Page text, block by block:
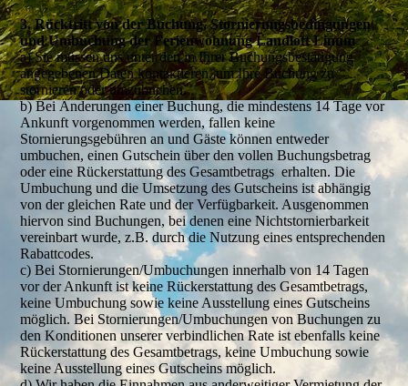
3. Rücktritt von der Buchung, Stornierungsbedingungen
und Umbuchung der Ferienwohnung Landloft Linum
a) Sie müssen uns unter den in Ihrer Buchungsbestätigung
angegebenen Daten kontaktieren, um Ihre Buchung zu
stornieren oder umzubuchen.
b) Bei Änderungen einer Buchung, die mindestens 14 Tage vor
Ankunft vorgenommen werden, fallen keine
Stornierungsgebühren an und Gäste können entweder
umbuchen, einen Gutschein über den vollen Buchungsbetrag
oder eine Rückerstattung des Gesamtbetrags erhalten. Die
Umbuchung und die Umsetzung des Gutscheins ist abhängig
von der gleichen Rate und der Verfügbarkeit. Ausgenommen
hiervon sind Buchungen, bei denen eine Nichtstornierbarkeit
vereinbart wurde, z.B. durch die Nutzung eines entsprechenden
Rabattcodes.
c) Bei Stornierungen/Umbuchungen innerhalb von 14 Tagen
vor der Ankunft ist keine Rückerstattung des Gesamtbetrags,
keine Umbuchung sowie keine Ausstellung eines Gutscheins
möglich. Bei Stornierungen/Umbuchungen von Buchungen zu
den Konditionen unserer verbindlichen Rate ist ebenfalls keine
Rückerstattung des Gesamtbetrags, keine Umbuchung sowie
keine Ausstellung eines Gutscheins möglich.